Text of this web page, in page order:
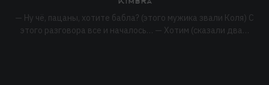
— Ну чё, пацаны, хотите бабла? (этого мужика звали Коля) С
этого разговора все и началось… — Хотим (сказали два…